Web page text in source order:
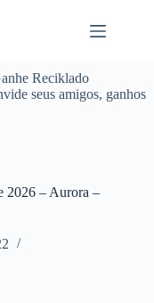
Reciklado
seus amigos, ganhos
2026 – Aurora –